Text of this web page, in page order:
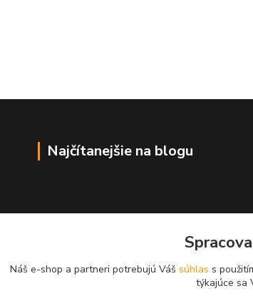
Najčítanejšie na blogu
Náš e-shop a partneri potrebujú Váš súhlas s
týkajúce sa